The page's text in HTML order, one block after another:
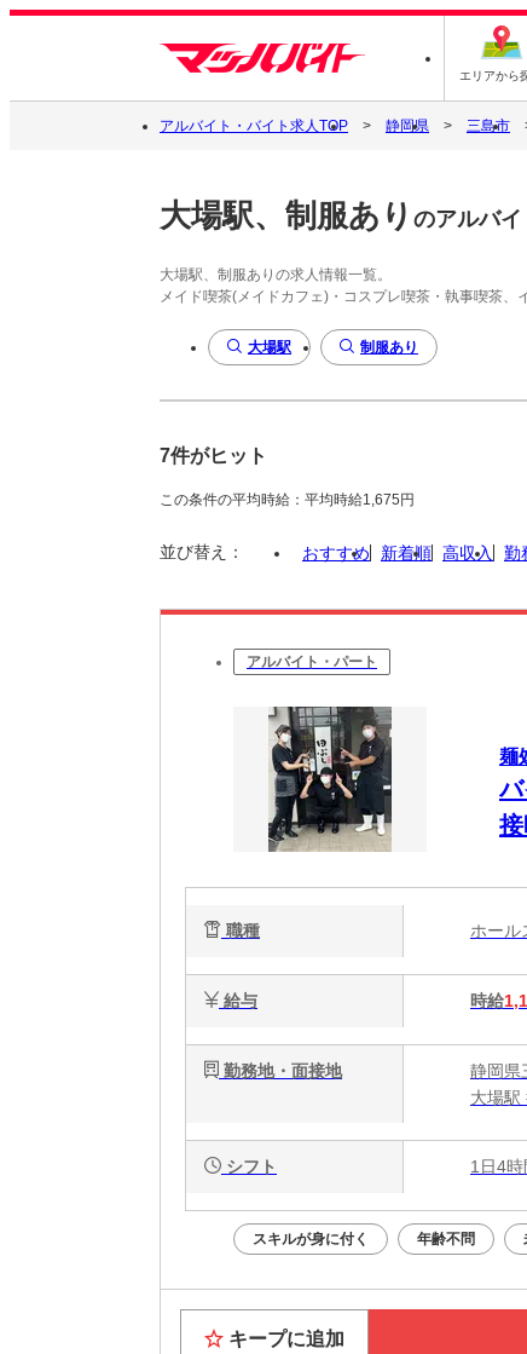
エリアから
アルバイト・バイト求人TOP 静岡県 三島市
大場駅、制服あり のアルバ
大場駅、制服ありの求人情報一覧。
メイド喫茶(メイドカフェ)・コスプレ喫茶・執事喫茶
大場駅 制服あり
7件がヒット
この条件の平均時給：平均時給1,675円
並び替え： おすすめ 新着順 高収入 勤
アルバイト・パート
麺
職種 ホー
給与 時給
勤務地・面接地
静岡県
大場駅
シフト 1日4
スキルが身に付く 年齢不問
キープに追加